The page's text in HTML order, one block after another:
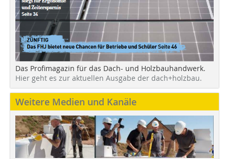
Das Profimagazin für das Dach- und Holzbauhandwerk.
Hier geht es zur aktuellen Ausgabe der dach+holzbau.
Weitere Medien und Kanäle